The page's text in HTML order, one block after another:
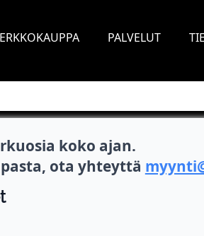
PALVELUT
koko ajan.
ota yhteyttä